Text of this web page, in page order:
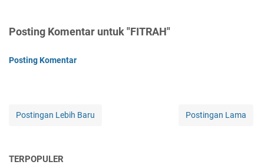
Posting Komentar untuk "FITRAH"
Posting Komentar
Postingan Lebih Baru Postingan Lama
TERPOPULER